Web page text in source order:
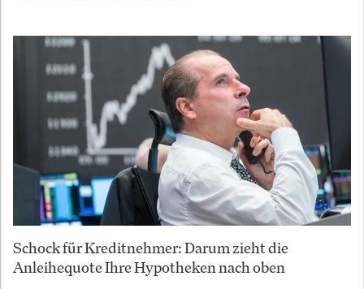
Schock für Kreditnehmer: Darum zieht die
Anleihequote Ihre Hypotheken nach oben